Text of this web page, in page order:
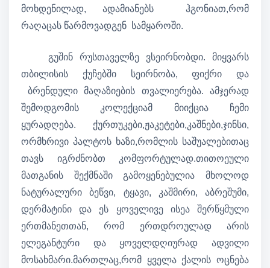
მოხდენილად, ადამიანებს ჰგონიათ,რომ
რაღაცას წარმოვადგენ სამყაროში.
გუშინ რუსთაველზე ვსეირნობდი. მიყვარს
თბილისის ქუჩებში სეირნობა, ფიქრი და
ბრენდული მაღაზიების თვალიერება. ამჯერად
შემოდგომის კოლექციამ მიიქცია ჩემი
ყურადღება. ქურთუკები,ჟაკეტები,კაშნები,ჯინსი,
ორმხრივი პალტოს ხაზი,რომლის საშუალებითაც
თავს იგრძნობთ კომფორტულად.თითოეული
მათგანის შექმნაში გამოყენებულია მხოლოდ
ნატურალური ბეწვი, ტყავი, კაშმირი, აბრეშუმი,
დერმატინი და ეს ყოველივე ისეა შერწყმული
ერთმანეთთან, რომ ერთდროულად არის
ელეგანტური და ყოველდღიურად ადვილი
მოსახმარი.მართლაც,რომ ყველა ქალის ოცნება